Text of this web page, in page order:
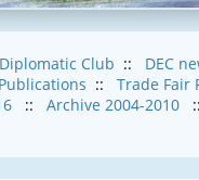
Club :: DEC
Publications :: Trade Fair
:: Archive 2004-2010